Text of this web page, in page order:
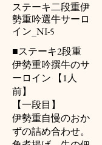
ステーキ二段重伊
勢重吟選牛サーロ
イン_NI-5
■ステーキ2段重
伊勢重吟撰牛のサ
ーロイン 【1人
前】
【一段目】
伊勢重自慢のおか
ずの詰め合わせ。